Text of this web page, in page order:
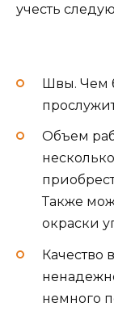
учесть
Швы. Чем
Объем
Также
окраски
Качество
немного